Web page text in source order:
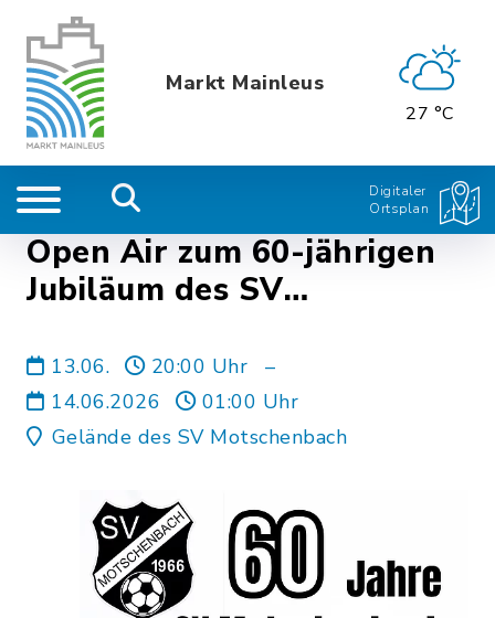
Markt Mainleus
27 °C
Digitaler
Ortsplan
Open Air zum 60-jährigen
Jubiläum des SV
13.06. 20:00 Uhr
–
14.06.2026
01:00 Uhr
Gelände des SV Motschenbach